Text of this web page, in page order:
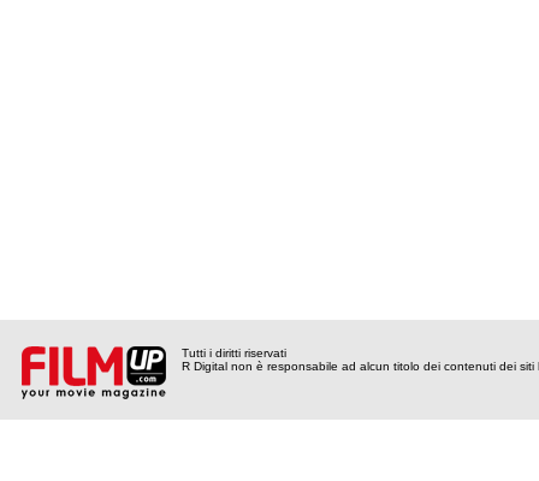
Tutti i diritti riservati
R Digital non è responsabile ad alcun titolo dei contenuti dei siti